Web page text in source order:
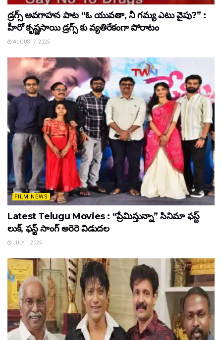
డ్రగ్స్ అవగాహన పాట “ఓ యువతా, నీ గమ్య ఎటు వైపు?” :
హీరో కృష్ణసాయి డ్రగ్స్ కు వ్యతిరేకంగా పోరాటం
AUGUST 7, 2025
FILM NEWS
Latest Telugu Movies : “ప్రేమిస్తున్నా” సినిమా ఫస్ట్
లుక్, ఫస్ట్ సాంగ్ అరెరె విడుదల
JULY 1, 2025